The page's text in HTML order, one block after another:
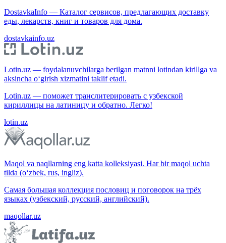
DostavkaInfo — Каталог сервисов, предлагающих доставку
еды, лекарств, книг и товаров для дома.
dostavkainfo.uz
Lotin.uz — foydalanuvchilarga berilgan matnni lotindan kirillga va
aksincha o‘girish xizmatini taklif etadi.
Lotin.uz — поможет транслитерировать с узбекской
кириллицы на латиницу и обратно. Легко!
lotin.uz
Maqol va naqllarning eng katta kolleksiyasi. Har bir maqol uchta
tilda (o‘zbek, rus, ingliz).
Самая большая коллекция пословиц и поговорок на трёх
языках (узбекский, русский, английский).
maqollar.uz